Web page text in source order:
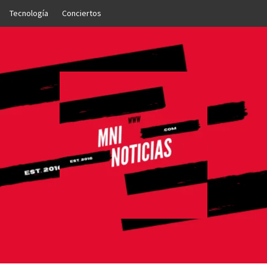
Tecnología Conciertos